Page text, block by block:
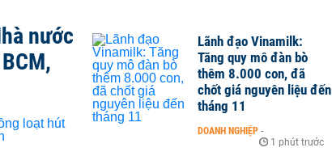
nước
Lãnh đạo Vinamilk:
Tăng quy mô đàn bò
thêm 8.000 con, đã
chốt giá nguyên liệu đến
tháng 11
DOANH NGHIỆP -
1 phút trước